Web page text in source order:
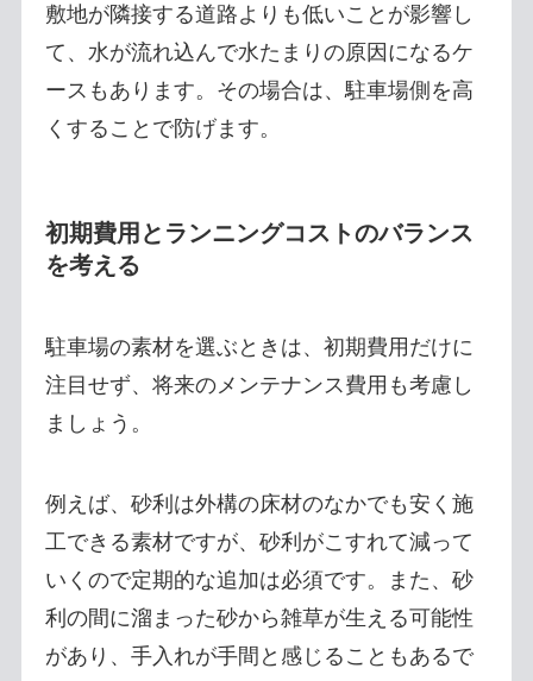
敷地が隣接する道路よりも低いことが影響し
て、水が流れ込んで水たまりの原因になるケ
ースもあります。その場合は、駐車場側を高
くすることで防げます。
初期費用とランニングコストのバランス
を考える
駐車場の素材を選ぶときは、初期費用だけに
注目せず、将来のメンテナンス費用も考慮し
ましょう。
例えば、砂利は外構の床材のなかでも安く施
工できる素材ですが、砂利がこすれて減って
いくので定期的な追加は必須です。また、砂
利の間に溜まった砂から雑草が生える可能性
があり、手入れが手間と感じることもあるで